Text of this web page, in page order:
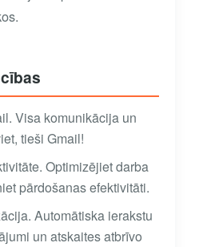
Visa komunikācija un
tieši Gmail!
Optimizējiet darba
pārdošanas efektivitāti.
Automātiska ierakstu
un atskaites atbrīvo